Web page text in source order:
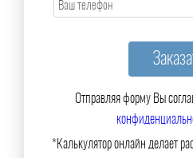
Отправляя форму Вы
*Калькулятор онлайн делает